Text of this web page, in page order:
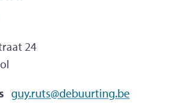
24
guy.ruts@debuurting.be